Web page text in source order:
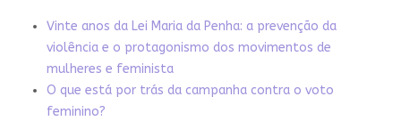
Vinte anos da Lei Maria da Penha: a prevenção da
violência e o protagonismo dos movimentos de
mulheres e feminista
O que está por trás da campanha contra o voto
feminino?